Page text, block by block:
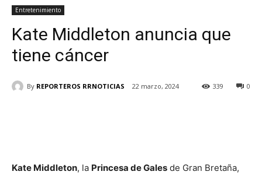
Entretenimiento
Kate Middleton anuncia que
tiene cáncer
By REPORTEROS RRNOTICIAS 22 marzo, 2024 0
339
Kate Middleton, la Princesa de Gales de Gran Bretaña,